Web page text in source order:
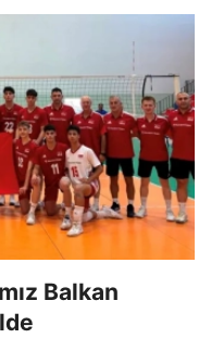
Balkan